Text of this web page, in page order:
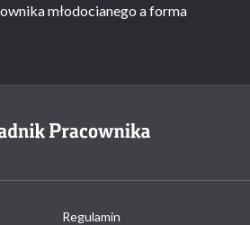
młodocianego a forma
Regulamin